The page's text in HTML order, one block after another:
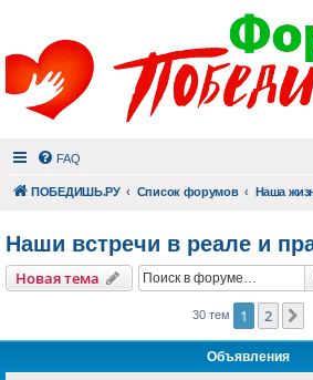
FAQ
ПОБЕДИШЬ.РУ Список форумов
Наши встречи в реале и
Новая тема
30 тем 1 2
Объявления